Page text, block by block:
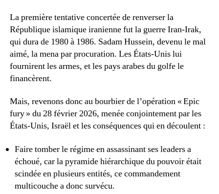
La première tentative concertée de renverser la
République islamique iranienne fut la guerre Iran-Irak,
qui dura de 1980 à 1986. Sadam Hussein, devenu le mal
aimé, la mena par procuration. Les États-Unis lui
fournirent les armes, et les pays arabes du golfe le
financèrent.
Mais, revenons donc au bourbier de l’opération « Epic
fury » du 28 février 2026, menée conjointement par les
États-Unis, Israël et les conséquences qui en découlent :
Faire tomber le régime en assassinant ses leaders a
échoué, car la pyramide hiérarchique du pouvoir était
scindée en plusieurs entités, ce commandement
multicouche a donc survécu.